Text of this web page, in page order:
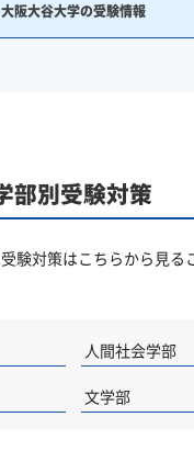
大阪大谷大学の受験情報
部別受験対策
験対策はこちらから見る
人間社会学部
文学部